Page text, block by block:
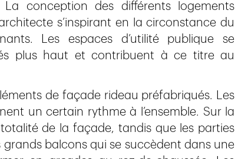
conception des différents logements
s’inspirant en la circonstance du
Les espaces d’utilité publique se
plus haut et contribuent à ce titre au
de façade rideau préfabriqués. Les
un certain rythme à l’ensemble. Sur la
de la façade, tandis que les parties
balcons qui se succèdent dans une